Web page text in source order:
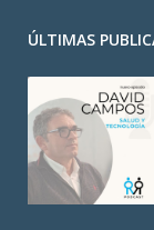
ÚLTIMAS